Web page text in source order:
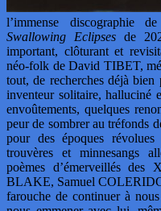
l’immense discographie
Swallowing Eclipsesde
important, clôturant et
néo-folk de David TIBET,
tout, de recherches déjà bien
inventeur solitaire, halluciné
envoûtements, quelques
peur de sombrer au tréfonds
pour des époques
trouvères et minnesangs
poèmes d’émerveillés
BLAKE, Samuel
farouche de continuer à